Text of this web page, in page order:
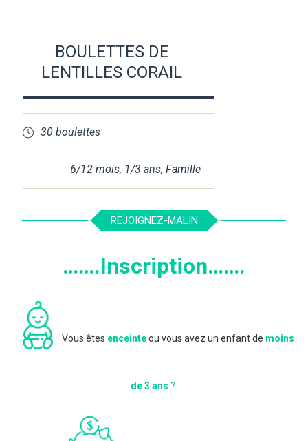
BOULETTES DE
LENTILLES CORAIL
30 boulettes
6/12 mois, 1/3 ans,Famille
REJOIGNEZ-MALIN
…….Inscription…….
Vous êtes enceinteou vous avez un enfant de moins
de 3 ans ?